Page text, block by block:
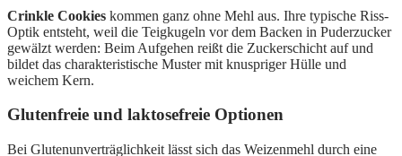
Crinkle Cookies kommen ganz ohne Mehl aus. Ihre typische Riss-
Optik entsteht, weil die Teigkugeln vor dem Backen in Puderzucker
gewälzt werden: Beim Aufgehen reißt die Zuckerschicht auf und
bildet das charakteristische Muster mit knuspriger Hülle und
weichem Kern.
Glutenfreie und laktosefreie Optionen
Bei Glutenunverträglichkeit lässt sich das Weizenmehl durch eine